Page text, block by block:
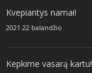
Kvepiantys namai!
2021 22 balandžio
Kepkime vasarą kartu!